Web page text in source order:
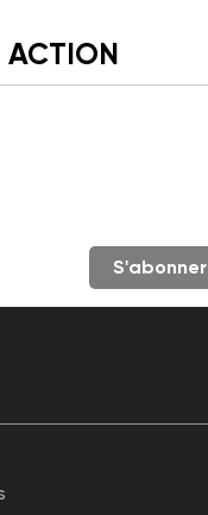
ACTION
S'abonner